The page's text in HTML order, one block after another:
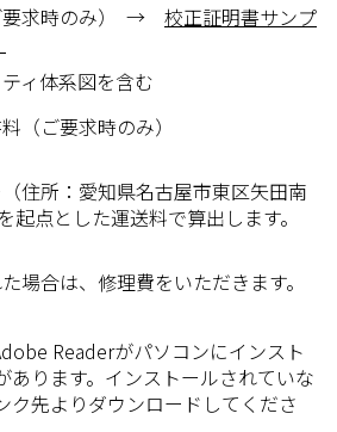
要求時のみ） → 校正証明書サンプ
ィ体系図を含む
（ご要求時のみ）
住所：愛知県名古屋市東区矢田南
起点とした運送料で算出します。
場合は、修理費をいただきます。
Readerがパソコンにインスト
あります。インストールされていな
ク先よりダウンロードしてくださ